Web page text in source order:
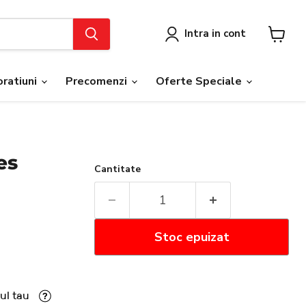
Intra in cont
Precomenzi Oferte Speciale
tau
Cantitate
Stoc epuizat